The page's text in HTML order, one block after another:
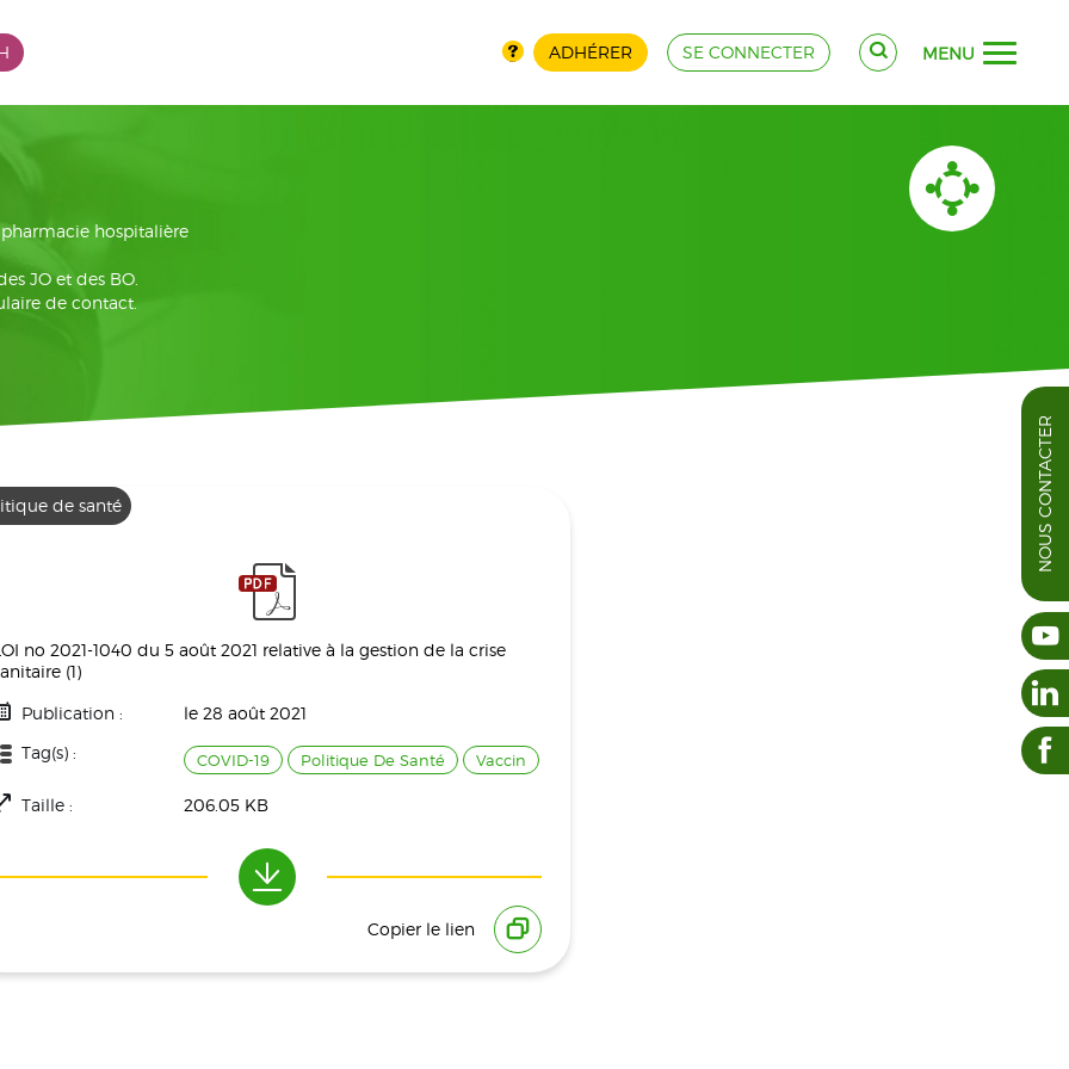
ADHÉRER SE CONNECTER MENU
hospitalière
JO et des BO.
de contact.
de santé
no 2021-1040 du 5 août 2021 relative à la gestion de la crise
(1)
Publication :
le 28 août 2021
Tag(s) :
COVID-19 Politique De Santé Vaccin
Taille : 206.05 KB
Copier le lien
NOUS CONTACTER